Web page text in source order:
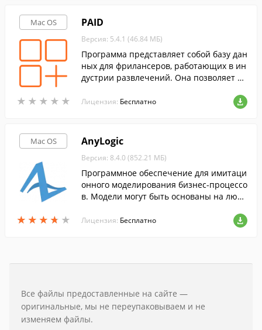
Mac OS
★ ★ ★ ★ ★
★ ★ ★ ★ ★
PAID
Версия: 5.4.1 (46.84 МБ)
Программа представляет собой базу дан
ных для фрилансеров, работающих в ин
дустрии развлечений. Она позволяет от
р.
Лицензия: Бесплатно
Mac OS
★ ★ ★ ★ ★
★ ★ ★ ★ ★
AnyLogic
Версия: 8.4.0 (852.21 МБ)
Программное обеспечение для имитаци
онного моделирования бизнес-процессо
в. Модели могут быть основаны на любо
моделирования.
Лицензия: Бесплатно
Все файлы предоставленные на сайте —
оригинальные, мы не переупаковываем и не
изменяем файлы.